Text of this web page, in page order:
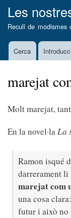
Les
Recull de modismes
MainCerca
marejat
Molt marejat,
En la novel·laLa
Ramon isqué
darrerament li
marejat com
una cosa
futur i això no